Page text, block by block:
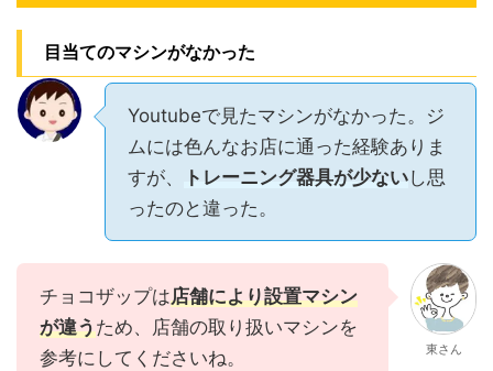
目当てのマシンがなかった
Youtubeで見たマシンがなかった。ジ
ムには色んなお店に通った経験ありま
すが、
トレーニング器具が少ないし思
ったのと違った。
チョコザップは店舗により設置マシン
が違うため、店舗の取り扱いマシンを
参考にしてくださいね。
東さん